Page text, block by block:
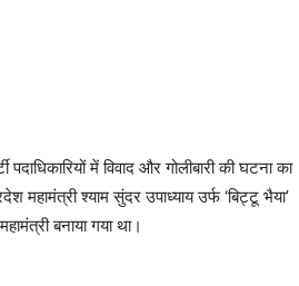
में विवाद और गोलीबारी की घटना का
महामंत्री श्याम सुंदर उपाध्याय उर्फ ‘बिट्टू भैया’
बनाया गया था।